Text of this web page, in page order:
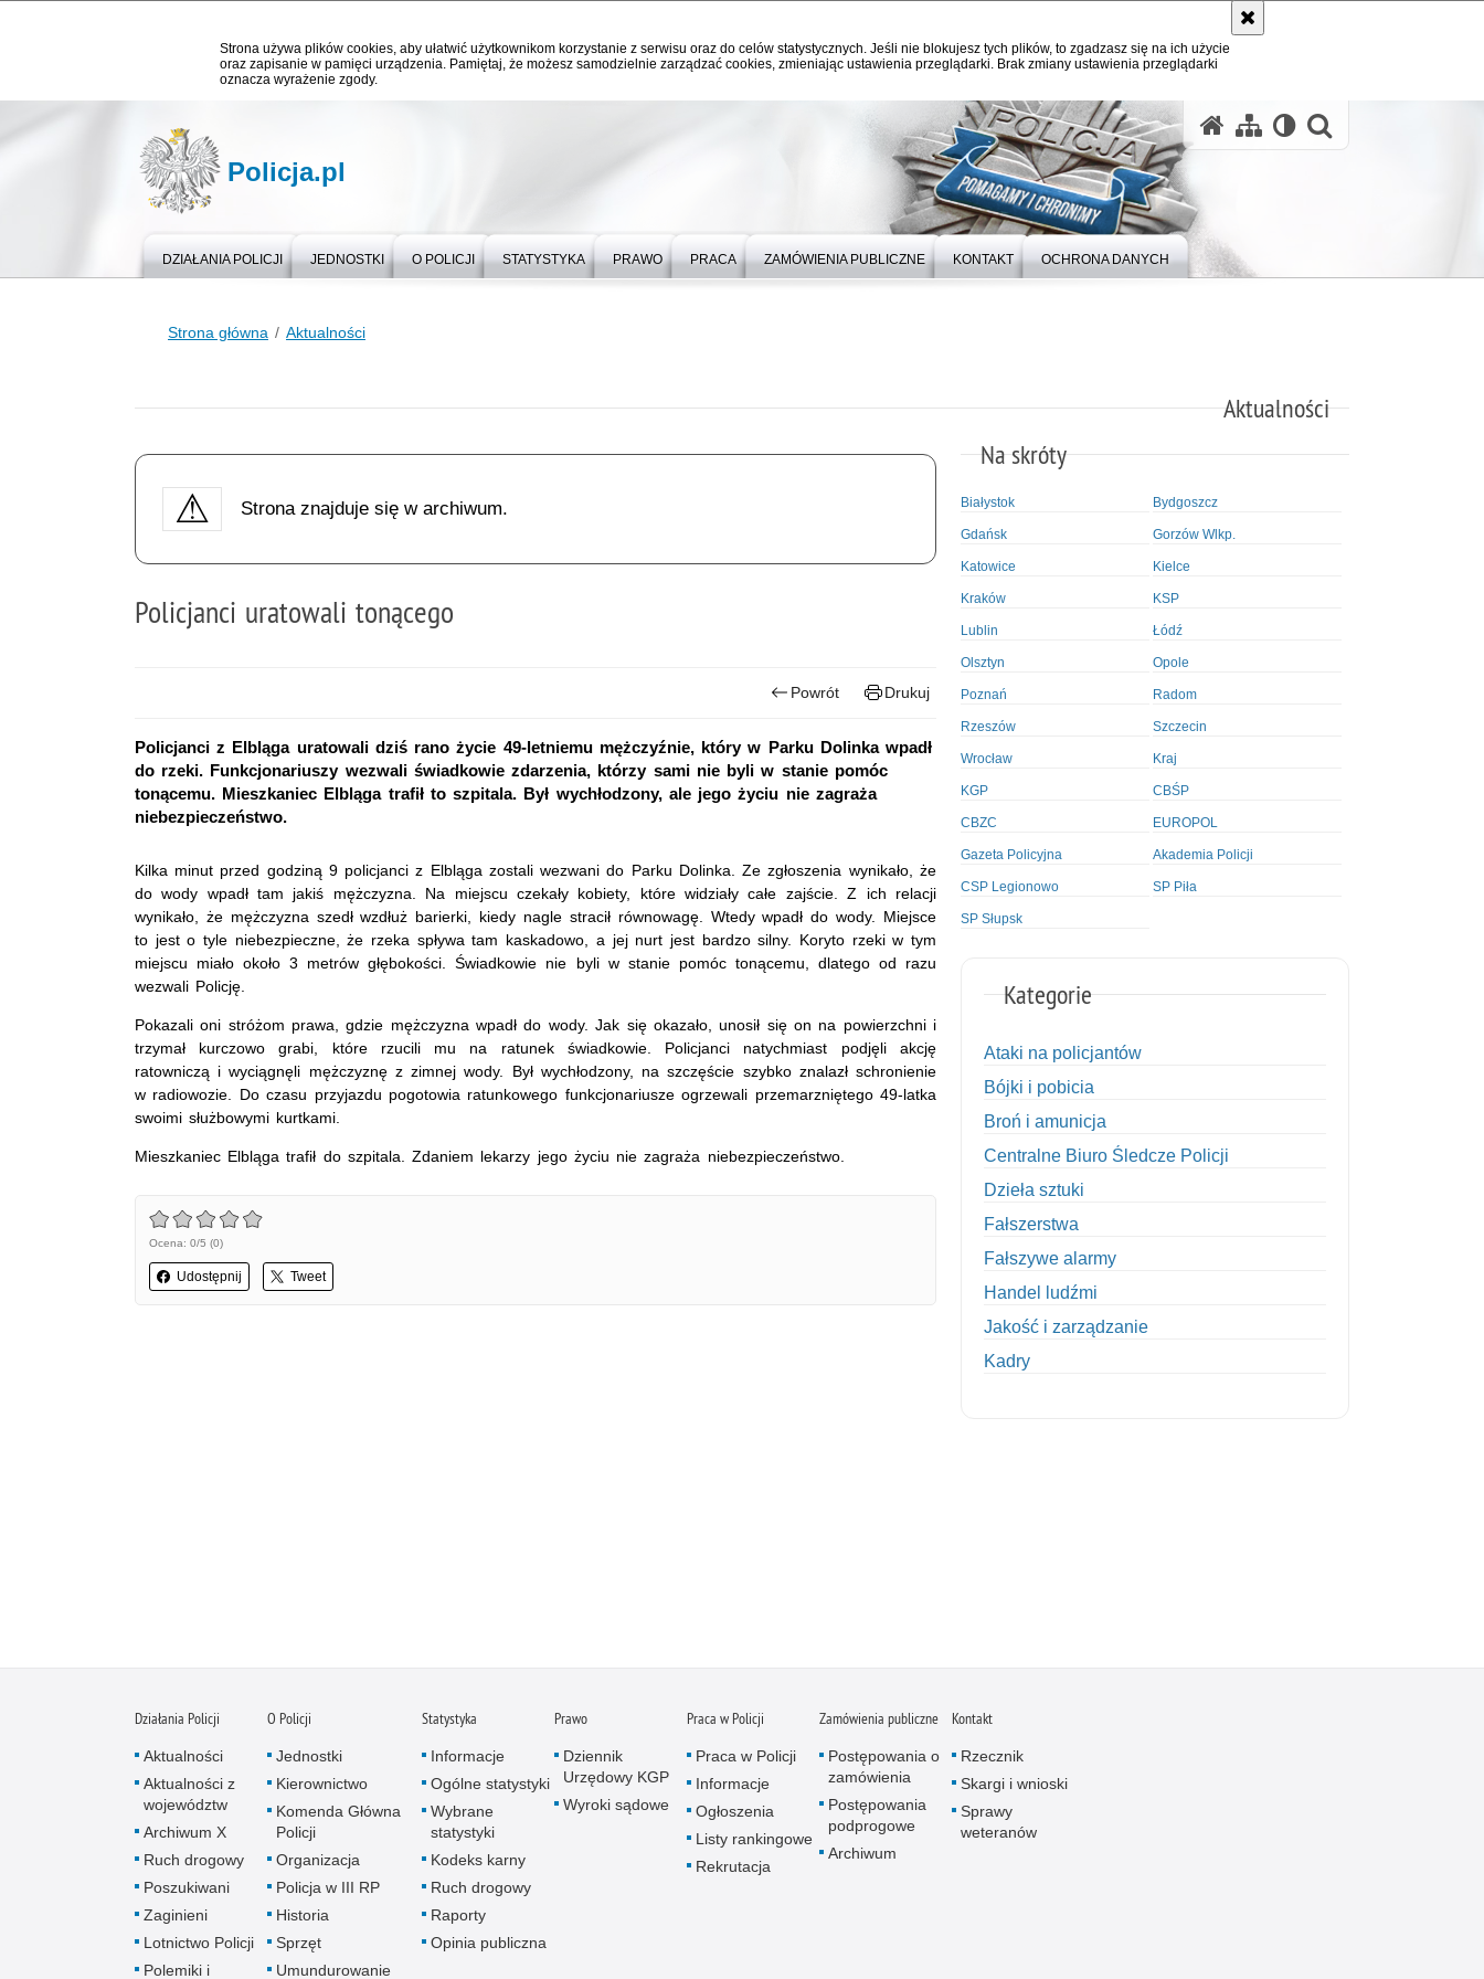
Strona używa plików cookies, aby ułatwić użytkownikom korzystanie z serwisu oraz do celów statystycznych. Jeśli nie blokujesz tych plików, to zgadzasz się na ich użycie
oraz zapisanie w pamięci urządzenia. Pamiętaj, że możesz samodzielnie zarządzać cookies, zmieniając ustawienia przeglądarki. Brak zmiany ustawienia przeglądarki
oznacza wyrażenie zgody.
Policja.pl
DZIAŁANIA POLICJI JEDNOSTKI O POLICJI STATYSTYKA PRAWO PRACA ZAMÓWIENIA PUBLICZNE KONTAKT OCHRONA DANYCH
Strona główna Aktualności
Aktualności
Strona znajduje się w archiwum.
Policjanci uratowali tonącego
Powrót Drukuj
Policjanci z Elbląga uratowali dziś rano życie 49-letniemu mężczyźnie, który w Parku Dolinka wpadł
do rzeki. Funkcjonariuszy wezwali świadkowie zdarzenia, którzy sami nie byli w stanie pomóc
tonącemu. Mieszkaniec Elbląga trafił to szpitala. Był wychłodzony, ale jego życiu nie zagraża
niebezpieczeństwo.
Kilka minut przed godziną 9 policjanci z Elbląga zostali wezwani do Parku Dolinka. Ze zgłoszenia wynikało, że
do wody wpadł tam jakiś mężczyzna. Na miejscu czekały kobiety, które widziały całe zajście. Z ich relacji
wynikało, że mężczyzna szedł wzdłuż barierki, kiedy nagle stracił równowagę. Wtedy wpadł do wody. Miejsce
to jest o tyle niebezpieczne, że rzeka spływa tam kaskadowo, a jej nurt jest bardzo silny. Koryto rzeki w tym
miejscu miało około 3 metrów głębokości. Świadkowie nie byli w stanie pomóc tonącemu, dlatego od razu
wezwali Policję.
Pokazali oni stróżom prawa, gdzie mężczyzna wpadł do wody. Jak się okazało, unosił się on na powierzchni i
trzymał kurczowo grabi, które rzucili mu na ratunek świadkowie. Policjanci natychmiast podjęli akcję
ratowniczą i wyciągnęli mężczyznę z zimnej wody. Był wychłodzony, na szczęście szybko znalazł schronienie
w radiowozie. Do czasu przyjazdu pogotowia ratunkowego funkcjonariusze ogrzewali przemarzniętego 49-latka
swoimi służbowymi kurtkami.
Mieszkaniec Elbląga trafił do szpitala. Zdaniem lekarzy jego życiu nie zagraża niebezpieczeństwo.
Ocena: 0/5 (0)
Udostępnij Tweet
Na skróty
Białystok Bydgoszcz
Gdańsk Gorzów Wlkp.
Katowice Kielce
Kraków KSP
Lublin Łódź
Olsztyn Opole
Poznań Radom
Rzeszów Szczecin
Wrocław Kraj
KGP CBŚP
CBZC EUROPOL
Gazeta Policyjna Akademia Policji
CSP Legionowo SP Piła
SP Słupsk
Kategorie
Ataki na policjantów
Bójki i pobicia
Broń i amunicja
Centralne Biuro Śledcze Policji
Dzieła sztuki
Fałszerstwa
Fałszywe alarmy
Handel ludźmi
Jakość i zarządzanie
Kadry
Nietrzeźwi kierujący
Nietrzeźwi opiekunowie
Działania Policji
Aktualności
Aktualności z
województw
Archiwum X
Ruch drogowy
Poszukiwani
Zaginieni
Lotnictwo Policji
Polemiki i
O Policji
Jednostki
Kierownictwo
Komenda Główna
Policji
Organizacja
Policja w III RP
Historia
Sprzęt
Umundurowanie
Statystyka
Informacje
Ogólne statystyki
Wybrane
statystyki
Kodeks karny
Ruch drogowy
Raporty
Opinia publiczna
Prawo
Dziennik
Urzędowy KGP
Wyroki sądowe
Praca w Policji
Praca w Policji
Informacje
Ogłoszenia
Listy rankingowe
Rekrutacja
Zamówienia publiczne
Postępowania o
zamówienia
Postępowania
podprogowe
Archiwum
Kontakt
Rzecznik
Skargi i wnioski
Sprawy
weteranów